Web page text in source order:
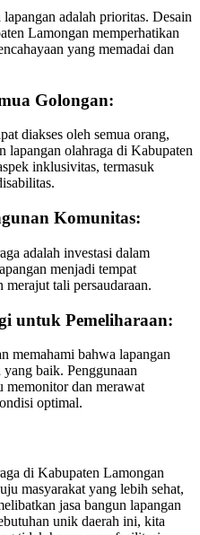
adalah prioritas. Desain
Lamongan memperhatikan
yang memadai dan
Golongan:
diakses oleh semua orang,
lapangan olahraga di Kabupaten
inklusivitas, termasuk
Komunitas:
adalah investasi dalam
menjadi tempat
tali persaudaraan.
untuk Pemeliharaan:
memahami bahwa lapangan
baik. Penggunaan
memonitor dan merawat
optimal.
di Kabupaten Lamongan
masyarakat yang lebih sehat,
jasa bangun lapangan
unik daerah ini, kita